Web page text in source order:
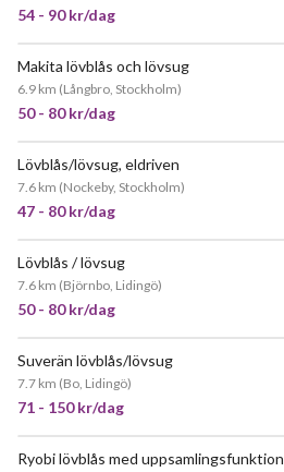
54 - 90 kr/dag
Makita lövblås och lövsug
6.9 km (Långbro, Stockholm)
50 - 80 kr/dag
Lövblås/lövsug, eldriven
7.6 km (Nockeby, Stockholm)
47 - 80 kr/dag
Lövblås / lövsug
7.6 km (Björnbo, Lidingö)
50 - 80 kr/dag
Suverän lövblås/lövsug
7.7 km (Bo, Lidingö)
71 - 150 kr/dag
Ryobi lövblås med uppsamlingsfunktion